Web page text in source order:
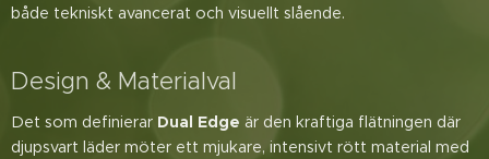
både tekniskt avancerat och visuellt slående.
Design & Materialval
Det som definierar Dual Edge är den kraftiga flätningen där
djupsvart läder möter ett mjukare, intensivt rött material med